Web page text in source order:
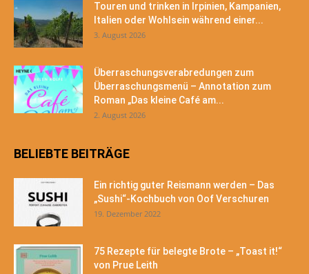
Touren und trinken in Irpinien, Kampanien,
Italien oder Wohlsein während einer...
3. August 2026
Überraschungsverabredungen zum
Überraschungsmenü – Annotation zum
Roman „Das kleine Café am...
2. August 2026
BELIEBTE BEITRÄGE
Ein richtig guter Reismann werden – Das
„Sushi“-Kochbuch von Oof Verschuren
19. Dezember 2022
75 Rezepte für belegte Brote – „Toast it!“
von Prue Leith